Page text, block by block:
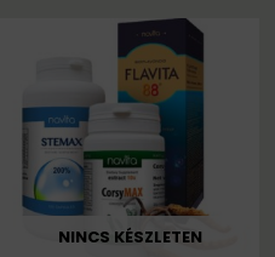
NINCS KÉSZLETEN